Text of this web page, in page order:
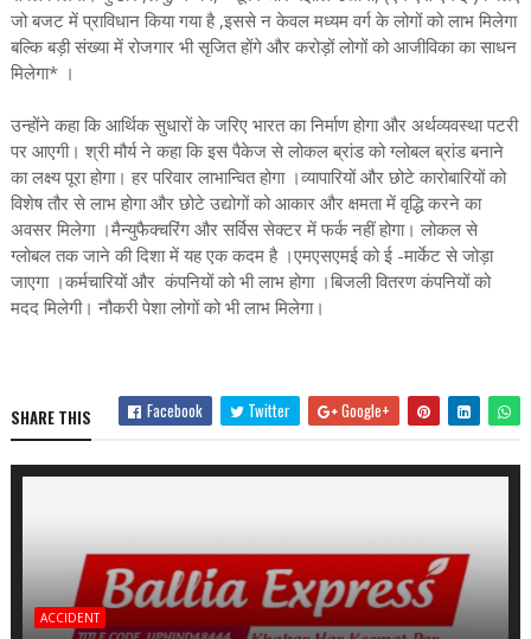
जो बजट में प्राविधान किया गया है ,इससे न केवल मध्यम वर्ग के लोगों को लाभ मिलेगा
बल्कि बड़ी संख्या में रोजगार भी सृजित होंगे और करोड़ों लोगों को आजीविका का साधन
मिलेगा* ।
उन्होंने कहा कि आर्थिक सुधारों के जरिए भारत का निर्माण होगा और अर्थव्यवस्था पटरी
पर आएगी। श्री मौर्य ने कहा कि इस पैकेज से लोकल ब्रांड को ग्लोबल ब्रांड बनाने
का लक्ष्य पूरा होगा। हर परिवार लाभान्वित होगा ।व्यापारियों और छोटे कारोबारियों को
विशेष तौर से लाभ होगा और छोटे उद्योगों को आकार और क्षमता में वृद्धि करने का
अवसर मिलेगा ।मैन्युफैक्चरिंग और सर्विस सेक्टर में फर्क नहीं होगा। लोकल से
ग्लोबल तक जाने की दिशा में यह एक कदम है ।एमएसएमई को ई -मार्केट से जोड़ा
जाएगा ।कर्मचारियों और कंपनियों को भी लाभ होगा ।बिजली वितरण कंपनियों को
मदद मिलेगी। नौकरी पेशा लोगों को भी लाभ मिलेगा।
SHARE THIS Facebook Twitter Google+
ACCIDENT